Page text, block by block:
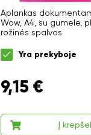
Aplankas
Wow, A4, su gumele,
rožinės spalvos
Yra prekyboje
9,15 €
Į